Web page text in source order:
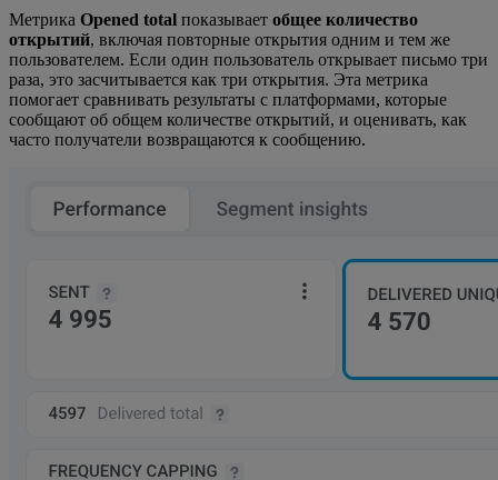
Метрика Opened total показывает общее количество
открытий, включая повторные открытия одним и тем же
пользователем. Если один пользователь открывает письмо три
раза, это засчитывается как три открытия. Эта метрика
помогает сравнивать результаты с платформами, которые
сообщают об общем количестве открытий, и оценивать, как
часто получатели возвращаются к сообщению.